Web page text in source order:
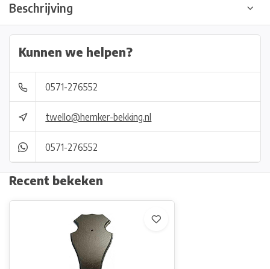
Beschrijving
Kunnen we helpen?
0571-276552
twello@hemker-bekking.nl
0571-276552
Recent bekeken